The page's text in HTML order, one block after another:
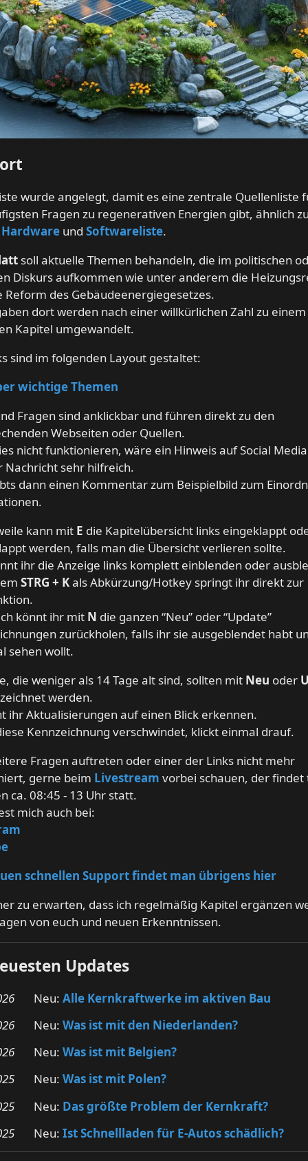
wurde angelegt, damit es eine zentrale Quellenliste
Fragen zu regenerativen Energien gibt, ähnlich
Hardware undSoftwareliste.
soll aktuelle Themen behandeln, die im politischen
Diskurs aufkommen wie unter anderem die
Reform des Gebäudeenergiegesetzes.
dort werden nach einer willkürlichen Zahl zu einem
Kapitel umgewandelt.
sind im folgenden Layout gestaltet:
wichtige Themen
Fragen sind anklickbar und führen direkt zu den
Webseiten oder Quellen.
nicht funktionieren, wäre ein Hinweis auf Social
Nachricht sehr hilfreich.
dann einen Kommentar zum Beispielbild zum
kann mit E die Kapitelübersicht links eingeklappt
werden, falls man die Übersicht verlieren sollte.
ihr die Anzeige links komplett einblenden oder
STRG + Kals Abkürzung/Hotkey springt ihr direkt zur
könnt ihr mit N die ganzen “Neu” oder “Update”
zurückholen, falls ihr sie ausgeblendet habt
sehen wollt.
die weniger als 14 Tage alt sind, sollten mit Neu oder
werden.
ihr Aktualisierungen auf einen Blick erkennen.
Kennzeichnung verschwindet, klickt einmal drauf.
Fragen auftreten oder einer der Links nicht mehr
gerne beim Livestream vorbei schauen, der findet
ca. 08:45 - 13 Uhr statt.
mich auch bei:
schnellen Support findet man übrigens hier
zu erwarten, dass ich regelmäßig Kapitel ergänzen
von euch und neuen Erkenntnissen.
Updates
Neu:Alle Kernkraftwerke im aktiven Bau
Neu:Was ist mit den Niederlanden?
Neu:Was ist mit Belgien?
Neu:Was ist mit Polen?
Neu: Das größte Problem der Kernkraft?
Neu:Ist Schnellladen für E-Autos schädlich?